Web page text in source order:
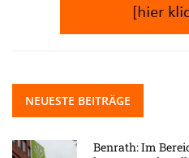
NEUESTE BEITRÄGE
Benrath: Im